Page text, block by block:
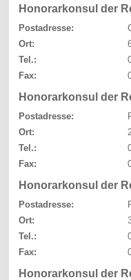
Honorarkonsul der
Postadresse:
Ort:
Tel.:
Fax:
Honorarkonsul der
Postadresse:
Ort:
Tel.:
Fax:
Honorarkonsul der
Postadresse:
Ort:
Tel.:
Fax:
Honorarkonsul der